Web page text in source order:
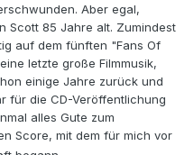
Aber egal,
Scott 85 Jahre alt. Zumindest
auf dem fünften "Fans Of
letzte große Filmmusik,
einige Jahre zurück und
für die CD-Veröffentlichung
alles Gute zum
Score, mit dem für mich vor